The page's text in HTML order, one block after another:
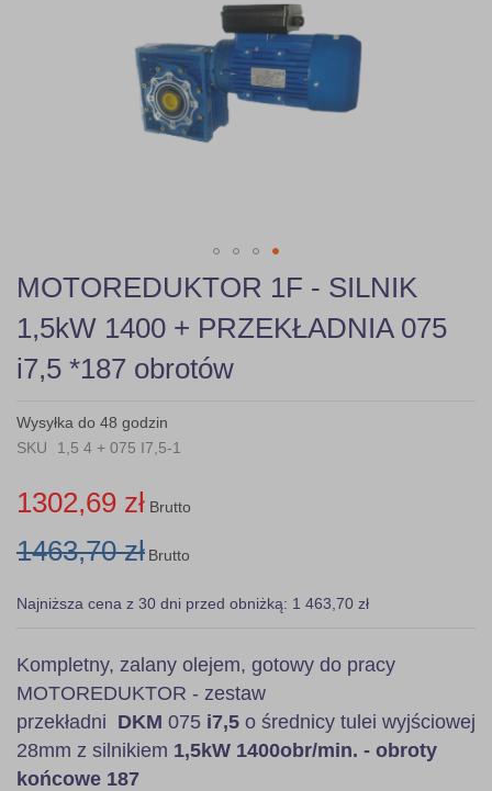
Skip
to
the
beginning
of
the
gallery
MOTOREDUKTOR 1F - SILNIK
1,5kW 1400 + PRZEKŁADNIA 075
i7,5 *187 obrotów
Wysyłka do 48 godzin
SKU
1,5 4 + 075 I7,5-1
1302,69 zł Brutto
1463,70 zł Brutto
Najniższa cena z 30 dni przed obniżką: 1 463,70 zł
Kompletny, zalany olejem, gotowy do pracy
MOTOREDUKTOR - zestaw
przekładni DKM 075 i7,5 o średnicy tulei wyjściowej
28mm z silnikiem 1,5kW 1400obr/min. - obroty
końcowe 187